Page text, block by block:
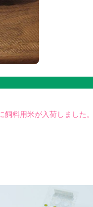
飼料用米が入荷しました。